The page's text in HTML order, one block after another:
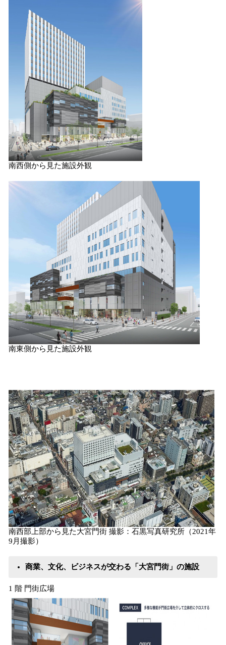
南西側から見た施設外観
南東側から見た施設外観
南西部上部から見た大宮門街 撮影：石黒写真研究所（2021年
9月撮影）
商業、文化、ビジネスが交わる「大宮門街」の施設
1 階 門街広場